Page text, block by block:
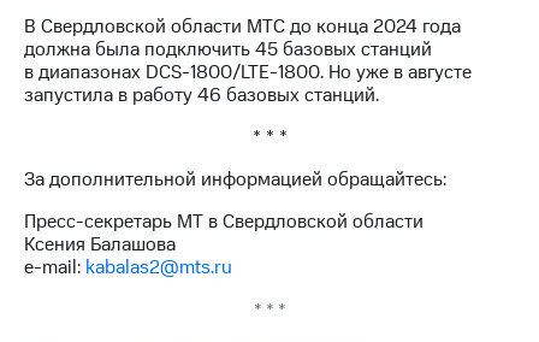
ПАО
"МТС"
Собрания
акционеров
акционера
Акционерный
капитал
Контроль
и
В Свердловской области МТС до конца 2024 года
должна была подключить 45 базовых станций
в диапазонах DCS-1800/LTE-1800. Но уже в августе
запустила в работу 46 базовых станций.
* * *
За дополнительной информацией обращайтесь:
Пресс-секретарь МТ в Свердловской области
Ксения Балашова
e-mail: kabalas2@mts.ru
* * *